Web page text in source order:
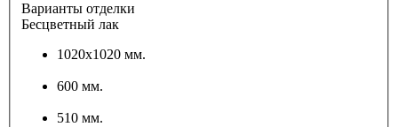
Варианты отделки
Бесцветный лак
1020х1020 мм.
600 мм.
510 мм.